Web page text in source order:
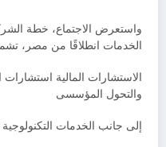
واستعرض الاجتماع، خطة
الخدمات انطلاقًا من مصر،
الاستشارات المالية
والتحول المؤسسى
إلى جانب الخدمات